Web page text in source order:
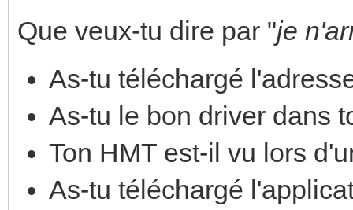
Que veux-tu dire par "je
As-tu téléchargé
As-tu le bon driver dans
Ton HMT est-il vu lors
As-tu téléchargé